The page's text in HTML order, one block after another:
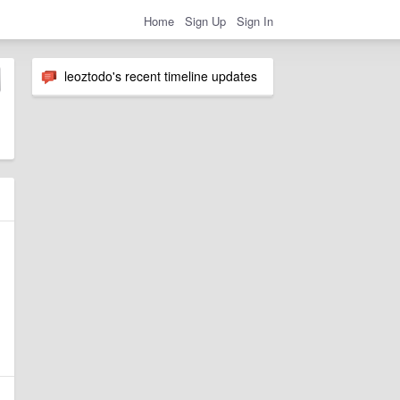
Home Sign Up Sign In
leoztodo's recent timeline updates